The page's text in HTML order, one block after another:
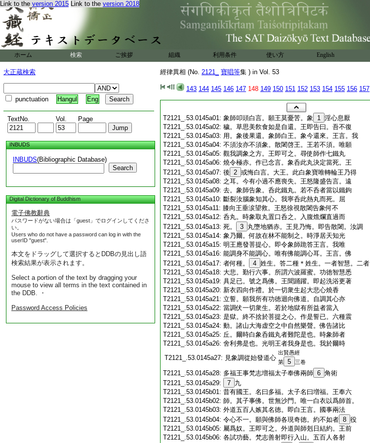
Link to the version 2015 Link to the version 2018
ホーム 検索 ご挨拶 組織 利用条件 使い方 English
大正蔵検索
punctuation Hangul Eng
TextNo. Vol. Page
INBUDS
INBUDS(Bibliographic Database)
Search
Digital Dictionary of Buddhism
電子佛教辭典
パスワードがない場合は「guest」でログインしてくださ
い。
Users who do not have a password can log in with the
userID "guest".
本文をドラッグして選択するとDDBの見出し語
検索結果が表示されます。
Select a portion of the text by dragging your
mouse to view all terms in the text contained in
the DDB. ・
Password Access Policies
經律異相 (No. 2121_ 寶唱等集 ) in Vol. 53
143 144 145 146 147 148 149 150 151 152 153 154 155 156 157
T2121_.53.0145a01: 象師叩頭白言。願王莫憂苦。象 1 淫心息厭
T2121_.53.0145a02: 穢。草思美飮食如是自還。王即告曰。吾不復
T2121_.53.0145a03: 用。象後果還。象師白王。象今還來。王言。我
T2121_.53.0145a04: 不須汝亦不須象。散闍啓王。王若不須。唯願
T2121_.53.0145a05: 觀我調象之方。王即可之。尋使師作七鐵丸
T2121_.53.0145a06: 燒令極赤。作已念言。象呑此丸決定當死。王
T2121_.53.0145a07: 後 2 或悔白言。大王。此白象寶唯轉輪王乃得
T2121_.53.0145a08: 之耳。今有小過不應喪失。王怒隆盛告言。遠
T2121_.53.0145a09: 去。象師告象。呑此鐵丸。若不呑者當以鐵鉤
T2121_.53.0145a10: 斷裂汝腦象知其心。我寧呑此熱丸而死。屈
T2121_.53.0145a11: 膝向王垂涙望救。王怒徐視散闍告象何不
T2121_.53.0145a12: 呑丸。時象取丸置口呑之。入腹燋爛直過而
T2121_.53.0145a13: 死。 3 丸墮地猶赤。王見乃悔。即告散闍。汝調
T2121_.53.0145a14: 象乃爾。何故在林不能制之。時淨居天知光
T2121_.53.0145a15: 明王應發菩提心。即令象師跪答王言。我唯
T2121_.53.0145a16: 能調身不能調心。唯有佛能調心耳。王言。佛
T2121_.53.0145a17: 者何種。 4 姓生。答二種＊姓生。一者智慧。二者
T2121_.53.0145a18: 大悲。勤行六事。所謂六波羅蜜。功徳智慧悉
T2121_.53.0145a19: 具足已。號之爲佛。王聞踊躍。即起洗浴更著
T2121_.53.0145a20: 新衣四向作禮。於一切衆生起大悲心燒香
T2121_.53.0145a21: 立誓。願我所有功徳迴向佛道。自調其心亦
T2121_.53.0145a22: 當調伏一切衆生。若於地獄有所益者當入
T2121_.53.0145a23: 是獄。終不捨於菩提之心。作是誓已。六種震
T2121_.53.0145a24: 動。諸山大海虚空之中自然樂聲。佛告諸比
T2121_.53.0145a25: 丘。爾時白象呑鐵丸者難陀是也。時象師者
T2121_.53.0145a26: 舍利弗是也。光明王者我身是也。我於爾時
T2121_.53.0145a27: 見象調從始發道心
出賢愚經
第
5 三卷
T2121_.53.0145a28: 多福王事梵志増福太子奉佛兩師 6 角術
T2121_.53.0145a29:
7 九
T2121_.53.0145b01: 昔有國王。名曰多福。太子名曰増福。王奉六
T2121_.53.0145b02: 師。其子事佛。世無沙門。唯一白衣以爲師首。
T2121_.53.0145b03: 外道五百人嫉其名徳。即白王言。國事兩法
T2121_.53.0145b04: 令心不一。願與佛師各現奇徳。約不如者 8 役
T2121_.53.0145b05: 屬爲奴。王即可之。外道與師剋日結約。王前
T2121_.53.0145b06: 各試功藝。梵志善射即行入山。五百人各射